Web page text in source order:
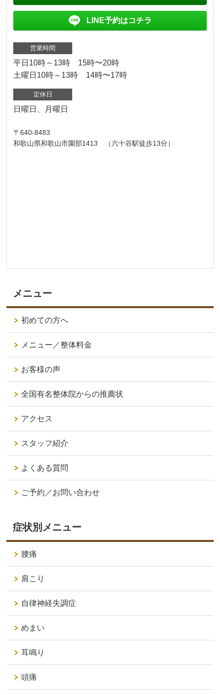
LINE予約はコチラ
営業時間
平日10時～13時 15時〜20時
土曜日10時～13時 14時〜17時
定休日
日曜日、月曜日
〒640-8483
和歌山県和歌山市園部1413 （六十谷駅徒歩13分）
メニュー
初めての方へ
メニュー／整体料金
お客様の声
全国有名整体院からの推薦状
アクセス
スタッフ紹介
よくある質問
ご予約／お問い合わせ
症状別メニュー
腰痛
肩こり
自律神経失調症
めまい
耳鳴り
頭痛